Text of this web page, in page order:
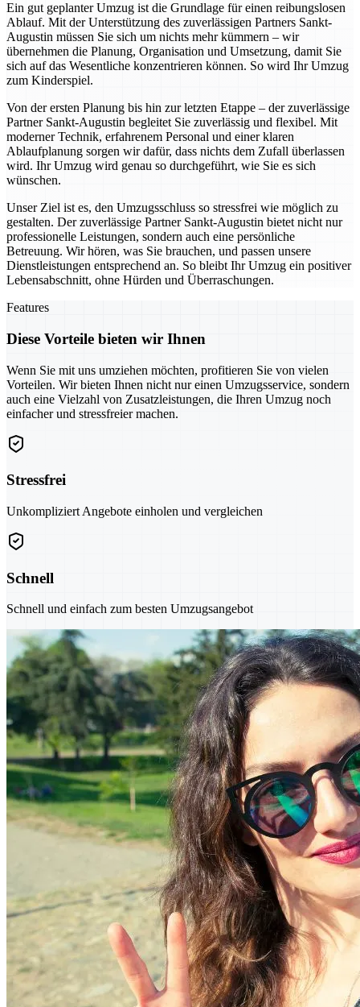
Ein gut geplanter Umzug ist die Grundlage für einen reibungslosen
Ablauf. Mit der Unterstützung des zuverlässigen Partners Sankt-
Augustin müssen Sie sich um nichts mehr kümmern – wir
übernehmen die Planung, Organisation und Umsetzung, damit Sie
sich auf das Wesentliche konzentrieren können. So wird Ihr Umzug
zum Kinderspiel.
Von der ersten Planung bis hin zur letzten Etappe – der zuverlässige
Partner Sankt-Augustin begleitet Sie zuverlässig und flexibel. Mit
moderner Technik, erfahrenem Personal und einer klaren
Ablaufplanung sorgen wir dafür, dass nichts dem Zufall überlassen
wird. Ihr Umzug wird genau so durchgeführt, wie Sie es sich
wünschen.
Unser Ziel ist es, den Umzugsschluss so stressfrei wie möglich zu
gestalten. Der zuverlässige Partner Sankt-Augustin bietet nicht nur
professionelle Leistungen, sondern auch eine persönliche
Betreuung. Wir hören, was Sie brauchen, und passen unsere
Dienstleistungen entsprechend an. So bleibt Ihr Umzug ein positiver
Lebensabschnitt, ohne Hürden und Überraschungen.
Features
Diese Vorteile bieten wir Ihnen
Wenn Sie mit uns umziehen möchten, profitieren Sie von vielen
Vorteilen. Wir bieten Ihnen nicht nur einen Umzugsservice, sondern
auch eine Vielzahl von Zusatzleistungen, die Ihren Umzug noch
einfacher und stressfreier machen.
Stressfrei
Unkompliziert Angebote einholen und vergleichen
Schnell
Schnell und einfach zum besten Umzugsangebot